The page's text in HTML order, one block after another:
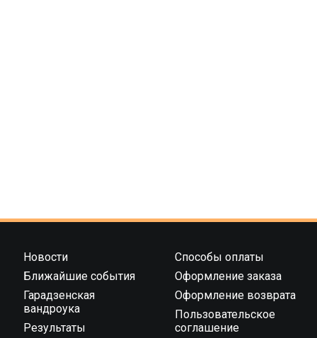
Новости
Ближайшие события
Гарадзенская
вандроука
Результаты
Способы оплаты
Оформление заказа
Оформление возврата
Пользовательское
соглашение